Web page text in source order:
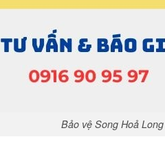
Bảo vệ Song Hoả